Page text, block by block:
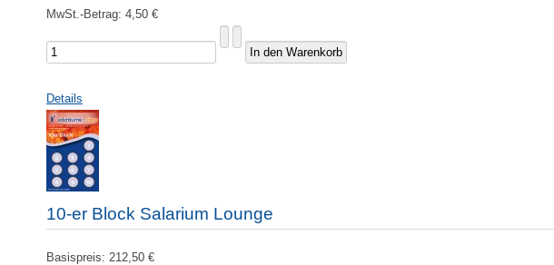
MwSt.-Betrag: 4,50 €
Details
10-er Block Salarium Lounge
Basispreis: 212,50 €